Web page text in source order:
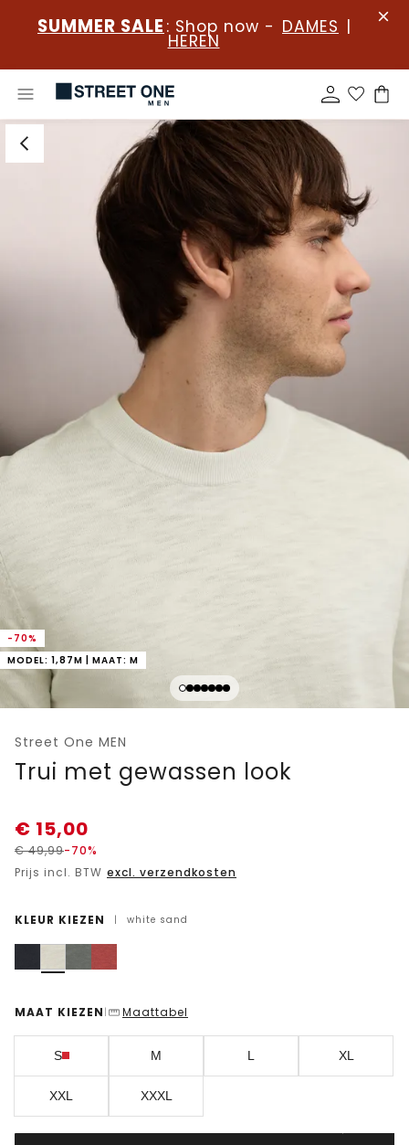
SUMMER SALE : Shop now - DAMES |
HEREN
-70%
MODEL: 1,87M | MAAT: M
Street One MEN
Trui met gewassen look
€ 15,00
€49,99-70%
Prijs incl. BTW excl. verzendkosten
KLEUR KIEZEN | white sand
MAAT KIEZEN | Maattabel
S M L XL
XXL XXXL